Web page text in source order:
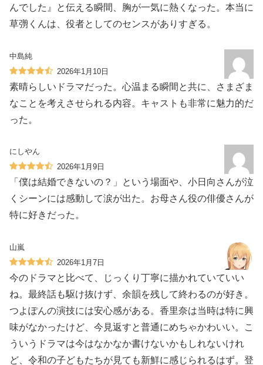
んでした』と伝える瞬間、胸が一気に熱くなった。本当に
草彅くんは、役者としてのセンスがありすぎる。
中島純
2026年1月10日
素晴らしいドラマだった。心温まる瞬間と共に、さまざま
なことを考えさせられる内容。キャストも非常に魅力的だ
った。
にしやん
2026年1月9日
「僕は結婚できないの？」という場面や、小日向さんが泣
くシーンには感動して涙が出た。お母さん役の俳優さんが
特に好きだった。
山嵐
2026年1月7日
今のドラマと比べて、じっくり丁寧に描かれていていい
ね。最終話も駆け抜けず、余韻を残して終わるのが好き。
つよぽんの演技には安心感がある。香里奈は当時は特に興
味がなかったけど、今見返すと普通にめちゃかわいい。こ
ういうドラマは今はなかなか書けないかもしれないけれ
ど、令和の子どもたちが見ても新鮮に感じられるはず。登